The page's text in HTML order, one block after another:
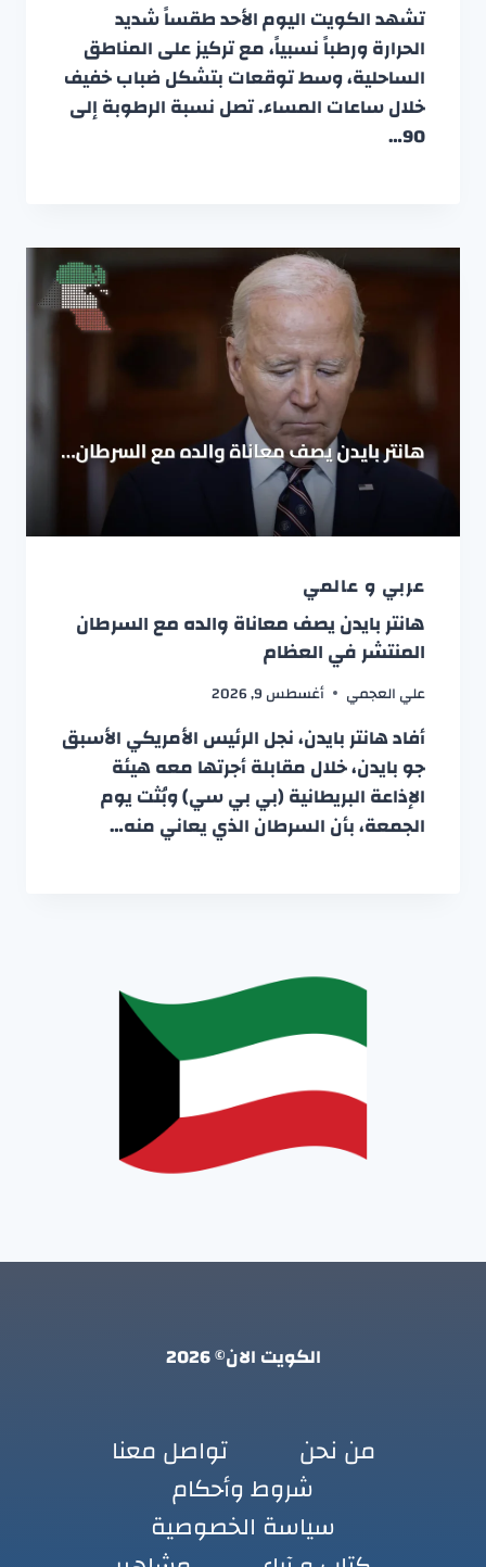
تشهد الكويت اليوم الأحد طقساً شديد
الحرارة ورطباً نسبياً، مع تركيز على المناطق
الساحلية، وسط توقعات بتشكل ضباب خفيف
خلال ساعات المساء. تصل نسبة الرطوبة إلى
90…
عربي و عالمي
هانتر بايدن يصف معاناة والده مع السرطان
المنتشر في العظام
علي العجمي أغسطس 9, 2026
أفاد هانتر بايدن، نجل الرئيس الأمريكي الأسبق
جو بايدن، خلال مقابلة أجرتها معه هيئة
الإذاعة البريطانية (بي بي سي) وبُثت يوم
الجمعة، بأن السرطان الذي يعاني منه…
الكويت الان© 2026
من نحن
تواصل معنا
شروط وأحكام
سياسة الخصوصية